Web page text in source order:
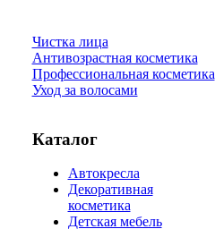
Чистка лица
Антивозрастная косметика
Профессиональная косметика
Уход за волосами
Каталог
Автокресла
Декоративная
косметика
Детская мебель